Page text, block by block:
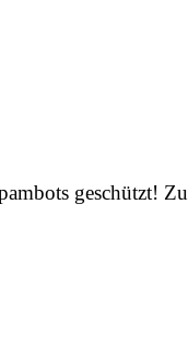
geschützt!